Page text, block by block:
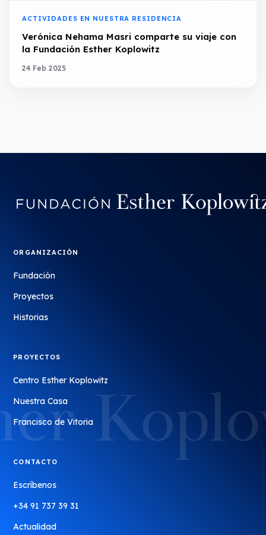
ACTIVIDADES EN NUESTRA RESIDENCIA
Verónica Nehama Masri comparte su viaje con
la Fundación Esther Koplowitz
24 Feb 2025
ORGANIZACIÓN
Fundación
Proyectos
Historias
PROYECTOS
Centro Esther Koplowitz
Nuestra Casa
Francisco de Vitoria
CONTACTO
Escríbenos
+34 91 737 39 31
Actualidad